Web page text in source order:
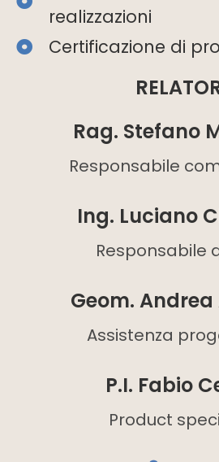
realizzazioni
Certificazione di
Rag. Stefano
Responsabile
Ing. Luciano
Responsabile
Geom.
Assistenza
P.I. Fabio
Product